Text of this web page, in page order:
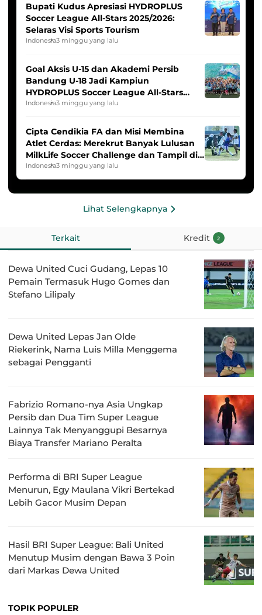
Bupati Kudus Apresiasi HYDROPLUS
Soccer League All-Stars 2025/2026:
Selaras Visi Sports Tourism
Indonesia3 minggu yang lalu
Goal Aksis U-15 dan Akademi Persib
Bandung U-18 Jadi Kampiun
HYDROPLUS Soccer League All-Stars
2025/2026
Indonesia3 minggu yang lalu
Cipta Cendikia FA dan Misi Membina
Atlet Cerdas: Merekrut Banyak Lulusan
MilkLife Soccer Challenge dan Tampil di
HYDROPLUS Soccer League
Indonesia3 minggu yang lalu
Lihat Selengkapnya
Terkait Kredit 2
Dewa United Cuci Gudang, Lepas 10
Pemain Termasuk Hugo Gomes dan
Stefano Lilipaly
Dewa United Lepas Jan Olde
Riekerink, Nama Luis Milla Menggema
sebagai Pengganti
Fabrizio Romano-nya Asia Ungkap
Persib dan Dua Tim Super League
Lainnya Tak Menyanggupi Besarnya
Biaya Transfer Mariano Peralta
Performa di BRI Super League
Menurun, Egy Maulana Vikri Bertekad
Lebih Gacor Musim Depan
Hasil BRI Super League: Bali United
Menutup Musim dengan Bawa 3 Poin
dari Markas Dewa United
TOPIK POPULER